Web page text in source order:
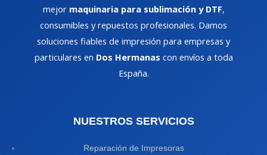
mejor maquinaria para sublimación y DTF,
consumibles y repuestos profesionales. Damos
soluciones fiables de impresión para empresas y
particulares en Dos Hermanas con envíos a toda
España.
NUESTROS SERVICIOS
Reparación de Impresoras